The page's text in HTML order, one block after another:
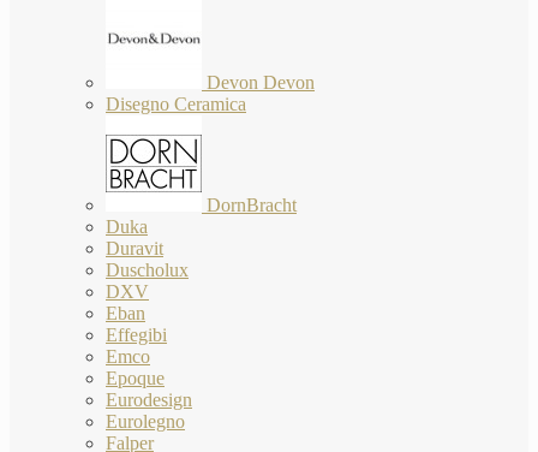
Devon Devon
Disegno Ceramica
DornBracht
Duka
Duravit
Duscholux
DXV
Eban
Effegibi
Emco
Epoque
Eurodesign
Eurolegno
Falper